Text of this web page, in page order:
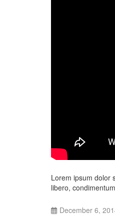
Lorem ipsum dolor
libero,
December 6,